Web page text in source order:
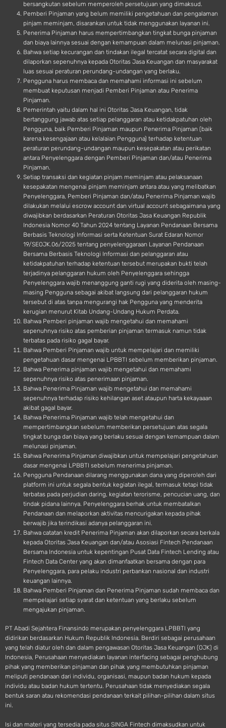
bersangkutan sebelum memperoleh persetujuan yang dimaksud.
Pemberi Pinjaman yang belum memiliki pengetahuan dan pengalaman
pinjam meminjam, disarankan untuk tidak menggunakan layanan ini.
Penerima Pinjaman harus mempertimbangkan tingkat bunga pinjaman
dan biaya lainnya sesuai dengan kemampuan dalam melunasi pinjaman.
Bahwa setiap kecurangan dan tindakan ilegal tercatat secara digital dan
dilaporkan sepenuhnya kepada Otoritas Jasa Keuangan dan masyarakat
luas sesuai peraturan perundang-undangan yang berlaku.
Pengguna harus membaca dan memahami informasi ini sebelum
membuat keputusan menjadi Pemberi Pinjaman atau Penerima
Pinjaman.
Pemerintah yaitu dalam hal ini Otoritas Jasa Keuangan, tidak
bertanggung jawab atas setiap pelanggaran atau ketidakpatuhan oleh
Pengguna, baik Pemberi Pinjaman maupun Penerima Pinjaman (baik
karena kesengajaan atau kelalaian Pengguna) terhadap ketentuan
peraturan perundang-undangan maupun kesepakatan atau perikatan
antara Penyelenggara dengan Pemberi Pinjaman dan/atau Penerima
Pinjaman.
Setiap transaksi dan kegiatan pinjam meminjam atau pelaksanaan
kesepakatan mengenai pinjam meminjam antara atau yang melibatkan
Penyelenggara, Pemberi Pinjaman dan/atau Penerima Pinjaman wajib
dilakukan melalui escrow account dan virtual account sebagaimana yang
diwajibkan berdasarkan Peraturan Otoritas Jasa Keuangan Republik
Indonesia Nomor 40 Tahun 2024 tentang Layanan Pendanaan Bersama
Berbasis Teknologi Informasi serta Ketentuan Surat Edaran Nomor
19/SEOJK.06/2025 tentang penyelenggaraan Layanan Pendanaan
Bersama Berbasis Teknologi Informasi dan pelanggaran atau
ketidakpatuhan terhadap ketentuan tersebut merupakan bukti telah
terjadinya pelanggaran hukum oleh Penyelenggara sehingga
Penyelenggara wajib menanggung ganti rugi yang diderita oleh masing-
masing Pengguna sebagai akibat langsung dari pelanggaran hukum
tersebut di atas tanpa mengurangi hak Pengguna yang menderita
kerugian menurut Kitab Undang-Undang Hukum Perdata.
Bahwa Pemberi pinjaman wajib mengetahui dan memahami
sepenuhnya risiko atas pemberian pinjaman termasuk namun tidak
terbatas pada risiko gagal bayar.
Bahwa Pemberi Pinjaman wajib untuk mempelajari dan memiliki
pengetahuan dasar mengenai LPBBTI sebelum memberikan pinjaman.
Bahwa Penerima pinjaman wajib mengetahui dan memahami
sepenuhnya risiko atas penerimaan pinjaman.
Bahwa Penerima Pinjaman wajib mengetahui dan memahami
sepenuhnya terhadap risiko kehilangan aset ataupun harta kekayaaan
akibat gagal bayar.
Bahwa Penerima Pinjaman wajib telah mengetahui dan
mempertimbangkan sebelum memberikan persetujuan atas segala
tingkat bunga dan biaya yang berlaku sesuai dengan kemampuan dalam
melunasi pinjaman.
Bahwa Penerima Pinjaman diwajibkan untuk mempelajari pengetahuan
dasar mengenai LPBBTI sebelum menerima pinjaman.
Pengguna Pendanaan dilarang menggunakan dana yang diperoleh dari
platform ini untuk segala bentuk kegiatan ilegal, termasuk tetapi tidak
terbatas pada perjudian daring, kegiatan terorisme, pencucian uang, dan
tindak pidana lainnya. Penyelenggara berhak untuk membatalkan
Pendanaan dan melaporkan aktivitas mencurigakan kepada pihak
berwajib jika terindikasi adanya pelanggaran ini.
Bahwa catatan kredit Penerima Pinjaman akan dilaporkan secara berkala
kepada Otoritas Jasa Keuangan dan/atau Asosiasi Fintech Pendanaan
Bersama Indonesia untuk kepentingan Pusat Data Fintech Lending atau
Fintech Data Center yang akan dimanfaatkan bersama dengan para
Penyelenggara, para pelaku industri perbankan nasional dan industri
keuangan lainnya.
Bahwa Pemberi Pinjaman dan Penerima Pinjaman sudah membaca dan
mempelajari setiap syarat dan ketentuan yang berlaku sebelum
mengajukan pinjaman.
PT Abadi Sejahtera Finansindo merupakan penyelenggara LPBBTI yang
didirikan berdasarkan Hukum Republik Indonesia. Berdiri sebagai perusahaan
yang telah diatur oleh dan dalam pengawasan Otoritas Jasa Keuangan (OJK) di
Indonesia, Perusahaan menyediakan layanan interfacing sebagai penghubung
pihak yang memberikan pinjaman dan pihak yang membutuhkan pinjaman
meliputi pendanaan dari individu, organisasi, maupun badan hukum kepada
individu atau badan hukum tertentu. Perusahaan tidak menyediakan segala
bentuk saran atau rekomendasi pendanaan terkait pilihan-pilihan dalam situs
ini.
Isi dan materi yang tersedia pada situs SINGA Fintech dimaksudkan untuk